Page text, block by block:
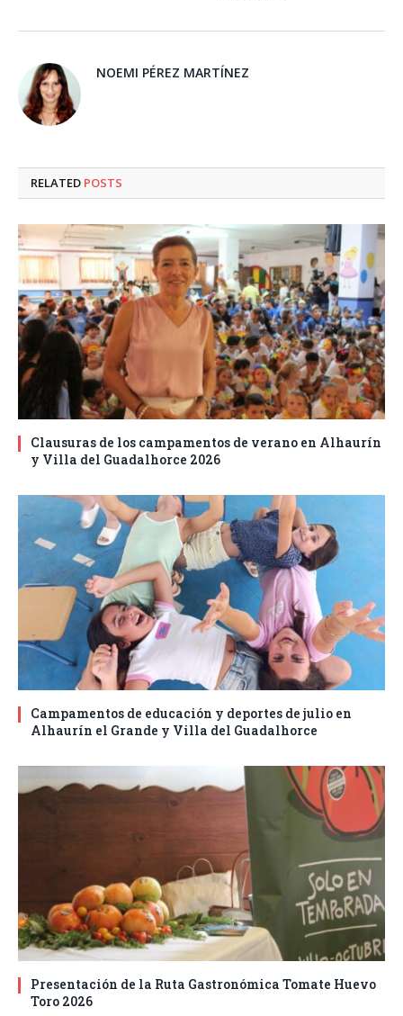
NOEMI PÉREZ MARTÍNEZ
RELATED POSTS
Clausuras de los campamentos de verano en Alhaurín
y Villa del Guadalhorce 2026
Campamentos de educación y deportes de julio en
Alhaurín el Grande y Villa del Guadalhorce
Presentación de la Ruta Gastronómica Tomate Huevo
Toro 2026